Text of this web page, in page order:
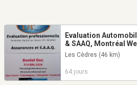
Evaluation
& SAAQ, Montréal
Châteauguay,
Les Cèdres (46 km)
64 jours